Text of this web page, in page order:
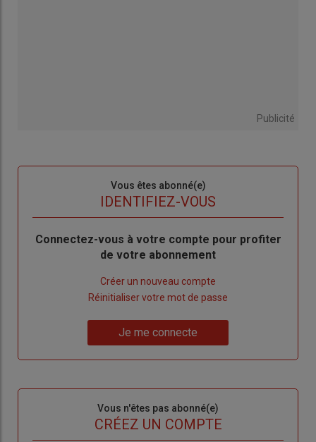
Publicité
Vous êtes abonné(e)
IDENTIFIEZ-VOUS
Body
Connectez-vous à votre compte pour profiter
de votre abonnement
Créer un nouveau compte
de
Réinitialiser votre mot de passe
me
Je me connecte
Vous n'êtes pas abonné(e)
CRÉEZ UN COMPTE